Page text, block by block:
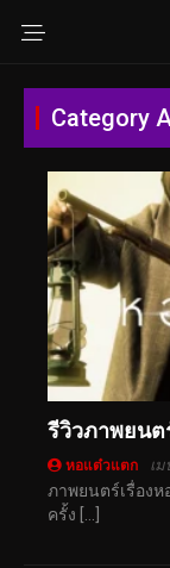
Category
หอแต๋วแตก เ
ภาพยนตร์เรื่อง
ครั้ง […]